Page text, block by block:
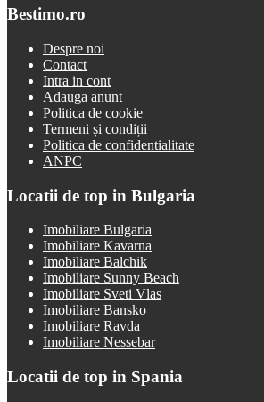
Bestimo.ro
Despre noi
Contact
Intra in cont
Adauga anunt
Politica de cookie
Termeni și condiții
Politica de confidentialitate
ANPC
Locatii de top in Bulgaria
Imobiliare Bulgaria
Imobiliare Kavarna
Imobiliare Balchik
Imobiliare Sunny Beach
Imobiliare Sveti Vlas
Imobiliare Bansko
Imobiliare Ravda
Imobiliare Nessebar
Locatii de top in Spania